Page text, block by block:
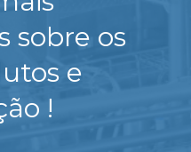
sobre os
e
!